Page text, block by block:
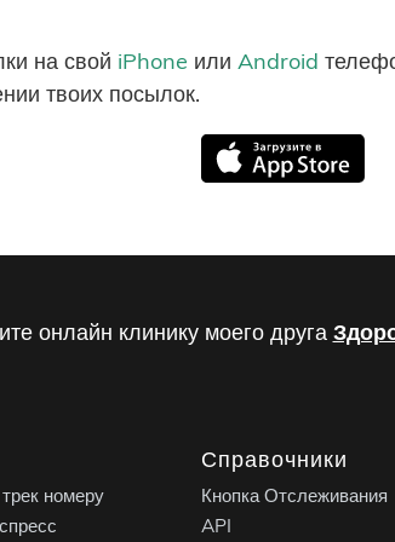
на свой iPhone или Android
твоих посылок.
онлайн клинику моего друга
номеру
Справочники
Кнопка Отслеживания
API